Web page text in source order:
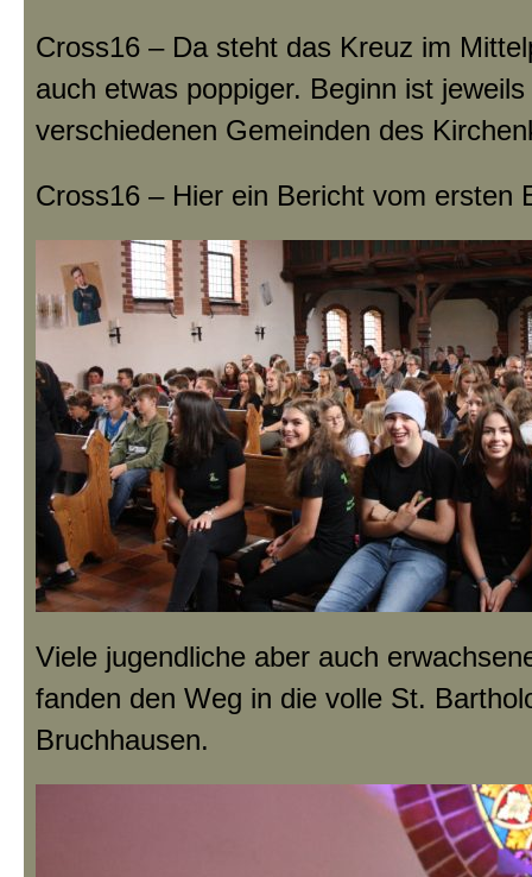
Cross16 – Da steht das Kreuz im
auch etwas poppiger. Beginn ist
verschiedenen Gemeinden des
Cross16 – Hier ein Bericht vom ersten
Viele jugendliche aber auch
fanden den Weg in die volle St.
Bruchhausen.